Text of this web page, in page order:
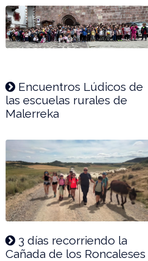
Encuentros Lúdicos de
las escuelas rurales de
Malerreka
3 días recorriendo la
Cañada de los Roncaleses